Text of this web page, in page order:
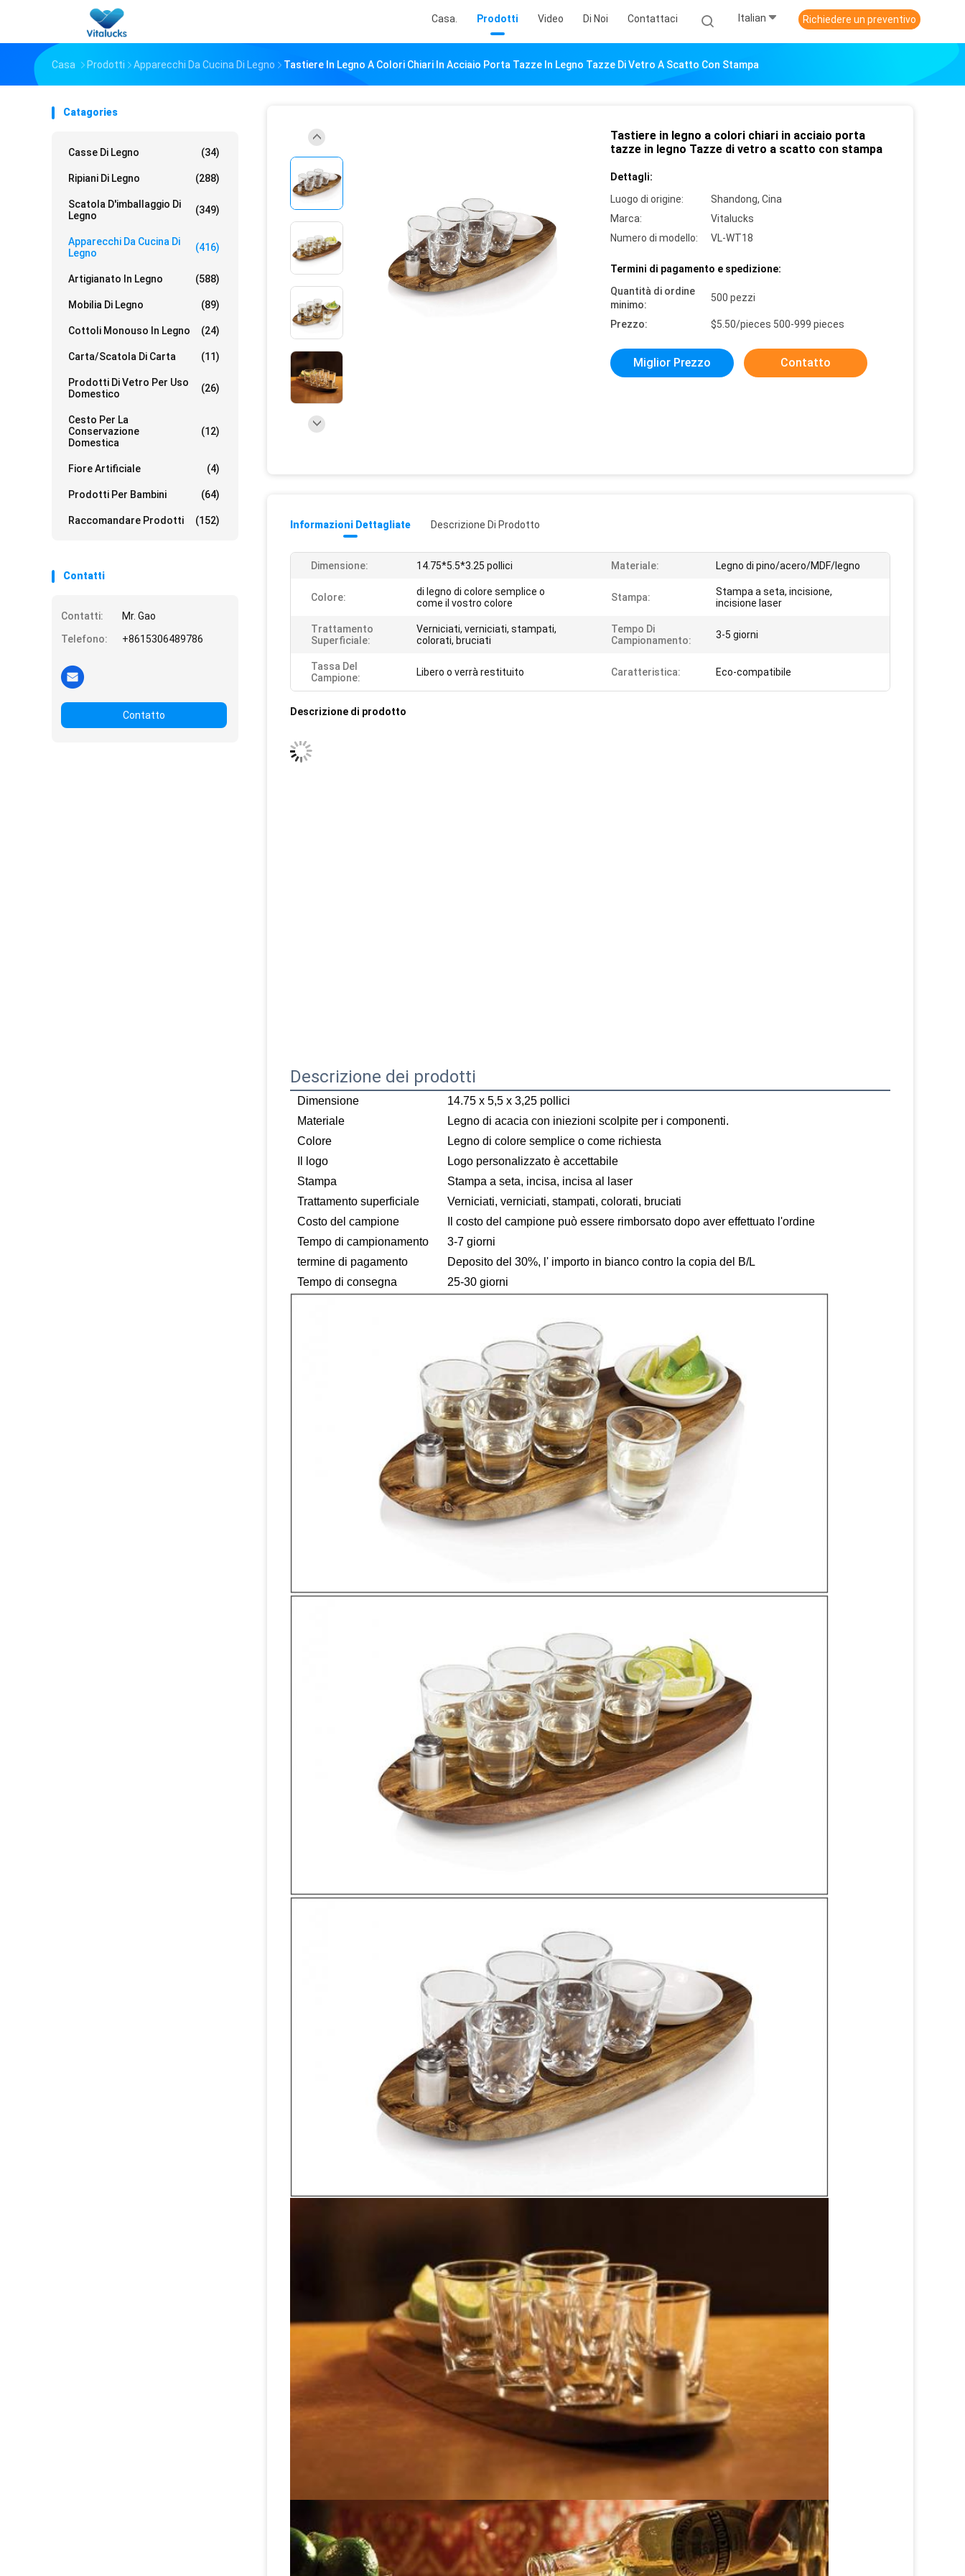
Casa. Prodotti Video Di Noi Contattaci Italian Richiedere un preventivo
Casa Prodotti Apparecchi Da Cucina Di Legno Tastiere In Legno A Colori Chiari In Acciaio Porta Tazze In Legno Tazze Di Vetro A Scatto Con Stampa
Catagories
Casse Di Legno (34)
Ripiani Di Legno (288)
Scatola D'imballaggio Di
Legno
(349)
Apparecchi Da Cucina Di
Legno
(416)
Artigianato In Legno (588)
Mobilia Di Legno (89)
Cottoli Monouso In Legno (24)
Carta/scatola Di Carta (11)
Prodotti Di Vetro Per Uso
Domestico
(26)
Cesto Per La
Conservazione
Domestica
(12)
Fiore Artificiale (4)
Prodotti Per Bambini (64)
Raccomandare Prodotti (152)
Contatti
Contatti:
Mr. Gao
Telefono:
+8615306489786
Contatto
Tastiere in legno a colori chiari in acciaio porta
tazze in legno Tazze di vetro a scatto con stampa
Dettagli:
Luogo di origine:
Shandong, Cina
Marca:
Vitalucks
Numero di modello:
VL-WT18
Termini di pagamento e spedizione:
Quantità di ordine
minimo:
500 pezzi
Prezzo: $5.50/pieces 500-999 pieces
Miglior Prezzo Contatto
Informazioni Dettagliate Descrizione Di Prodotto
Dimensione: 14.75*5.5*3.25 pollici Materiale: Legno di pino/acero/MDF/legno
Colore:
di legno di colore semplice o
come il vostro colore
Stampa:
Stampa a seta, incisione,
incisione laser
Trattamento
Superficiale:
Verniciati, verniciati, stampati,
colorati, bruciati
Tempo Di
Campionamento:
3-5 giorni
Tassa Del
Campione:
Libero o verrà restituito Caratteristica: Eco-compatibile
Descrizione di prodotto
Descrizione dei prodotti
Dimensione
14.75 x 5,5 x 3,25 pollici
Materiale
Legno di acacia con iniezioni scolpite per i componenti.
Colore
Legno di colore semplice o come richiesta
Il logo
Logo personalizzato è accettabile
Stampa
Stampa a seta, incisa, incisa al laser
Trattamento superficiale
Verniciati, verniciati, stampati, colorati, bruciati
Costo del campione
Il costo del campione può essere rimborsato dopo aver effettuato l'ordine
Tempo di campionamento
3-7 giorni
termine di pagamento
Deposito del 30%, l' importo in bianco contro la copia del B/L
Tempo di consegna
25-30 giorni